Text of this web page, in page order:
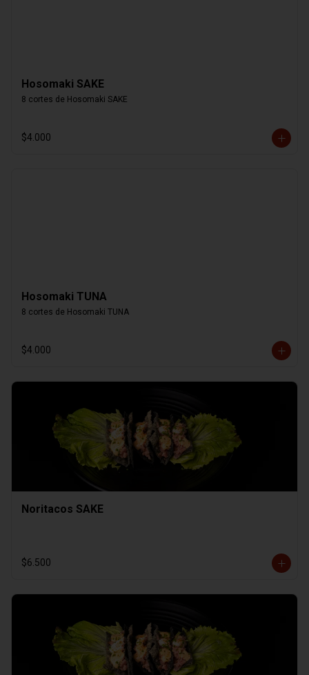
Hosomaki SAKE
8 cortes de Hosomaki SAKE
$4.000
Hosomaki TUNA
8 cortes de Hosomaki TUNA
$4.000
Noritacos SAKE
$6.500